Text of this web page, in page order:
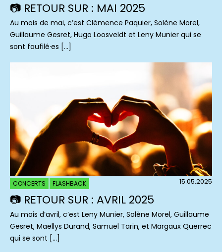
📷 RETOUR SUR : MAI 2025
Au mois de mai, c’est Clémence Paquier, Solène Morel,
Guillaume Gesret, Hugo Loosveldt et Leny Munier qui se
sont faufilé·es […]
CONCERTS FLASHBACK 15.05.2025
📷 RETOUR SUR : AVRIL 2025
Au mois d’avril, c’est Leny Munier, Solène Morel, Guillaume
Gesret, Maellys Durand, Samuel Tarin, et Margaux Querrec
qui se sont […]